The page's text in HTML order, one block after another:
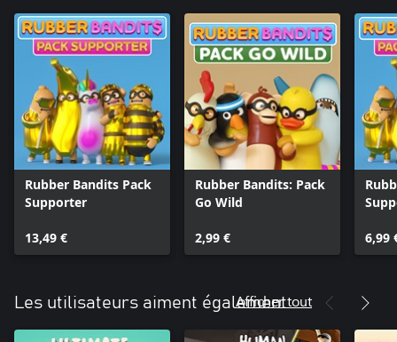
Rubber Bandits Pack
Supporter
13,49 €
Rubber Bandits: Pack
Go Wild
2,99 € 6,99
Les utilisateurs aiment également
Afficher tout